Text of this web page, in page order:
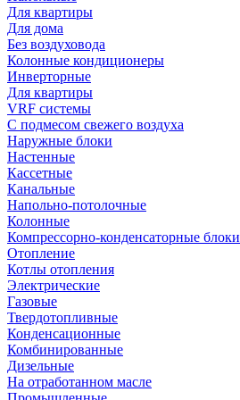
Для квартиры
Для дома
Без воздуховода
Колонные кондиционеры
Инверторные
Для квартиры
VRF системы
С подмесом свежего воздуха
Наружные блоки
Настенные
Кассетные
Канальные
Напольно-потолочные
Колонные
Компрессорно-конденсаторные блоки
Отопление
Котлы отопления
Электрические
Газовые
Твердотопливные
Конденсационные
Комбинированные
Дизельные
На отработанном масле